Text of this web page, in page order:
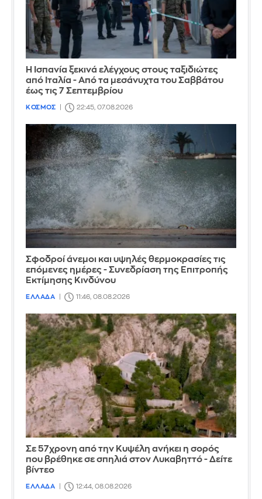
Η Ισπανία ξεκινά ελέγχους στους ταξιδιώτες
από Ιταλία - Από τα μεσάνυχτα του Σαββάτου
έως τις 7 Σεπτεμβρίου
ΚΟΣΜΟΣ 22:45, 07.08.2026
Σφοδροί άνεμοι και υψηλές θερμοκρασίες τις
επόμενες ημέρες - Συνεδρίαση της Επιτροπής
Εκτίμησης Κινδύνου
ΕΛΛΑΔΑ 11:46, 08.08.2026
Σε 57χρονη από την Κυψέλη ανήκει η σορός
που βρέθηκε σε σπηλιά στον Λυκαβηττό - Δείτε
βίντεο
ΕΛΛΑΔΑ 12:44, 08.08.2026